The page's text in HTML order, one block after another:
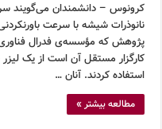
کرونوس – دانشمندان می‌گویند
نانوذرات شیشه با سرعت
کارگزار مستقل آن است از یک
استفاده کردند. آنان …
مطالعه بیشتر »